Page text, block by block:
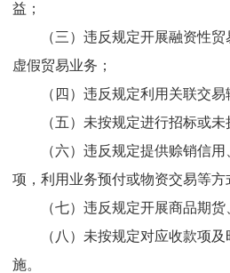
益；
（三）违反规定开展融资性
虚假贸易业务；
（四）违反规定利用关联交易
（五）未按规定进行招标或未
（六）违反规定提供赊销信
项，利用业务预付或物资交易等方
（七）违反规定开展商品期
（八）未按规定对应收款项
施。